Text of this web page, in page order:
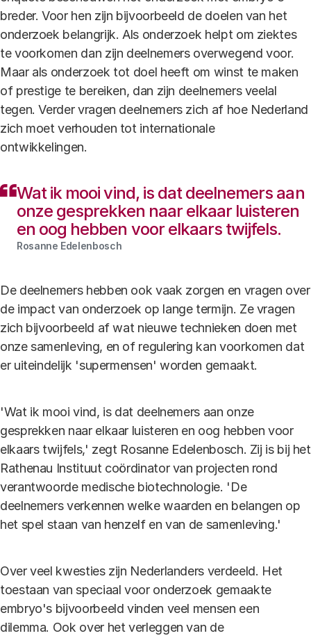
breder. Voor hen zijn bijvoorbeeld de doelen van het
onderzoek belangrijk. Als onderzoek helpt om ziektes
te voorkomen dan zijn deelnemers overwegend voor.
Maar als onderzoek tot doel heeft om winst te maken
of prestige te bereiken, dan zijn deelnemers veelal
tegen. Verder vragen deelnemers zich af hoe Nederland
zich moet verhouden tot internationale
ontwikkelingen.
Wat ik mooi vind, is dat deelnemers aan
onze gesprekken naar elkaar luisteren
en oog hebben voor elkaars twijfels.
Rosanne Edelenbosch
De deelnemers hebben ook vaak zorgen en vragen over
de impact van onderzoek op lange termijn. Ze vragen
zich bijvoorbeeld af wat nieuwe technieken doen met
onze samenleving, en of regulering kan voorkomen dat
er uiteindelijk 'supermensen' worden gemaakt.
'Wat ik mooi vind, is dat deelnemers aan onze
gesprekken naar elkaar luisteren en oog hebben voor
elkaars twijfels,' zegt Rosanne Edelenbosch. Zij is bij het
Rathenau Instituut coördinator van projecten rond
verantwoorde medische biotechnologie. 'De
deelnemers verkennen welke waarden en belangen op
het spel staan van henzelf en van de samenleving.'
Over veel kwesties zijn Nederlanders verdeeld. Het
toestaan van speciaal voor onderzoek gemaakte
embryo's bijvoorbeeld vinden veel mensen een
dilemma. Ook over het verleggen van de